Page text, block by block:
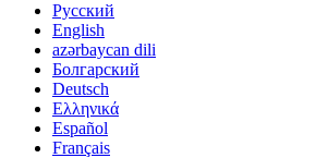
Русский
English
azərbaycan dili
Болгарский
Deutsch
Ελληνικά
Español
Français